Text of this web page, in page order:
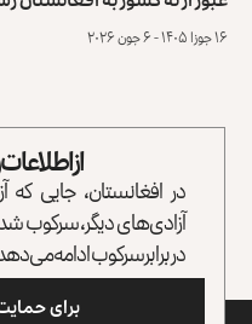
۱۶ جوزا ۱۴۰۵ - ۶ جون ۲۰۲۶
از
در افغانستان، جایی که
آزادی‌های دیگر، سرکوب
در برابر سرکوب ادامه
برای